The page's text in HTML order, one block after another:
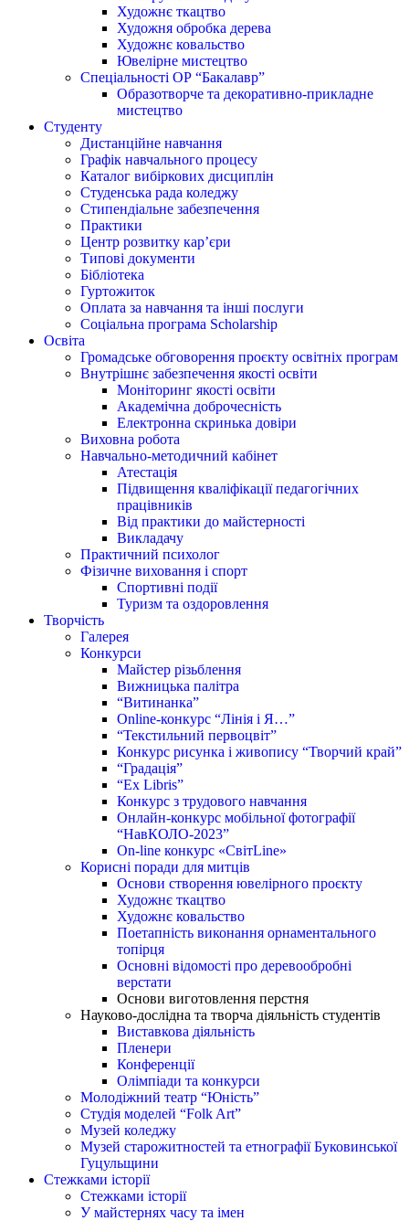
Художнє ткацтво
Художня обробка дерева
Художнє ковальство
Ювелірне мистецтво
Спеціальності ОР “Бакалавр”
Образотворче та декоративно-прикладне
мистецтво
Студенту
Дистанційне навчання
Графік навчального процесу
Каталог вибіркових дисциплін
Студенська рада коледжу
Стипендіальне забезпечення
Практики
Центр розвитку кар’єри
Типові документи
Бібліотека
Гуртожиток
Оплата за навчання та інші послуги
Соціальна програма Scholarship
Освіта
Громадське обговорення проєкту освітніх програм
Внутрішнє забезпечення якості освіти
Моніторинг якості освіти
Академічна доброчесність
Електронна скринька довіри
Виховна робота
Навчально-методичний кабінет
Атестація
Підвищення кваліфікації педагогічних
працівників
Від практики до майстерності
Викладачу
Практичний психолог
Фізичне виховання і спорт
Спортивні події
Туризм та оздоровлення
Творчість
Галерея
Конкурси
Майстер різьблення
Вижницька палітра
“Витинанка”
Online-конкурс “Лінія і Я…”
“Текстильний первоцвіт”
Конкурс рисунка і живопису “Творчий край”
“Градація”
“Ex Libris”
Конкурс з трудового навчання
Онлайн-конкурс мобільної фотографії
“НавКОЛО-2023”
On-line конкурс «СвітLine»
Корисні поради для митців
Основи створення ювелірного проєкту
Художнє ткацтво
Художнє ковальство
Поетапність виконання орнаментального
топірця
Основні відомості про деревообробні
верстати
Основи виготовлення перстня
Науково-дослідна та творча діяльність студентів
Виставкова діяльність
Пленери
Конференції
Олімпіади та конкурси
Молодіжний театр “Юність”
Студія моделей “Folk Art”
Музей коледжу
Музей старожитностей та етнографії Буковинської
Гуцульщини
Стежками історії
Стежками історії
У майстернях часу та імен